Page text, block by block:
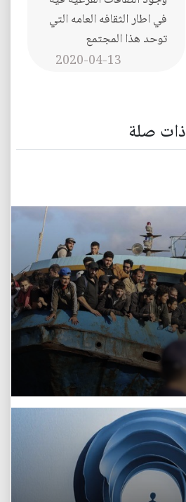
في اطار الثقافه العامه التي
توحد هذا المجتمع
2020-04-13
ذات صلة